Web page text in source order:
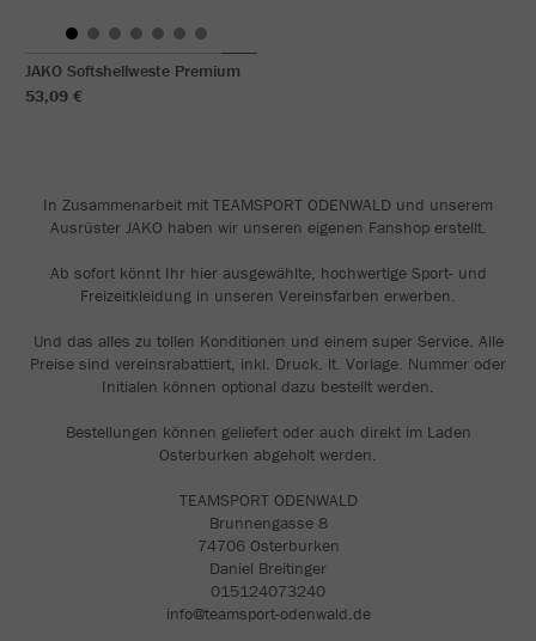
JAKO Softshellweste Premium
53,09 €
In Zusammenarbeit mit TEAMSPORT ODENWALD und unserem
Ausrüster JAKO haben wir unseren eigenen Fanshop erstellt.
Ab sofort könnt Ihr hier ausgewählte, hochwertige Sport- und
Freizeitkleidung in unseren Vereinsfarben erwerben.
Und das alles zu tollen Konditionen und einem super Service. Alle
Preise sind vereinsrabattiert, inkl. Druck. lt. Vorlage. Nummer oder
Initialen können optional dazu bestellt werden.
Bestellungen können geliefert oder auch direkt im Laden
Osterburken abgeholt werden.
TEAMSPORT ODENWALD
Brunnengasse 8
74706 Osterburken
Daniel Breitinger
015124073240
info@teamsport-odenwald.de